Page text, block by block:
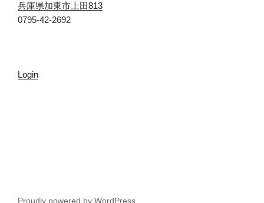
兵庫県加東市上田813
0795-42-2692
Login
Proudly powered by WordPress